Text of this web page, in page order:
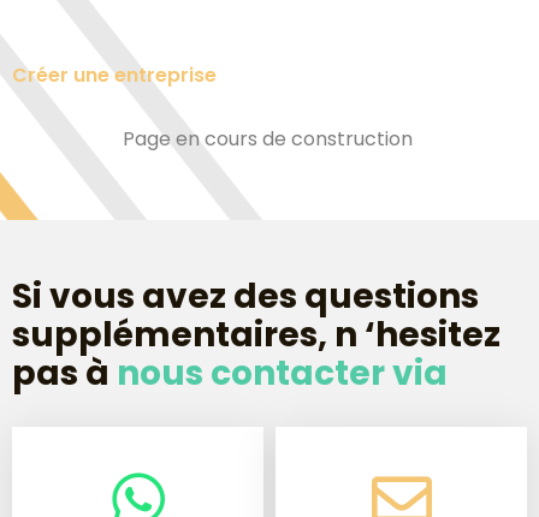
Créer une entreprise
Page en cours de construction
Si vous avez des questions
supplémentaires, n ‘hesitez
pas à nous contacter via